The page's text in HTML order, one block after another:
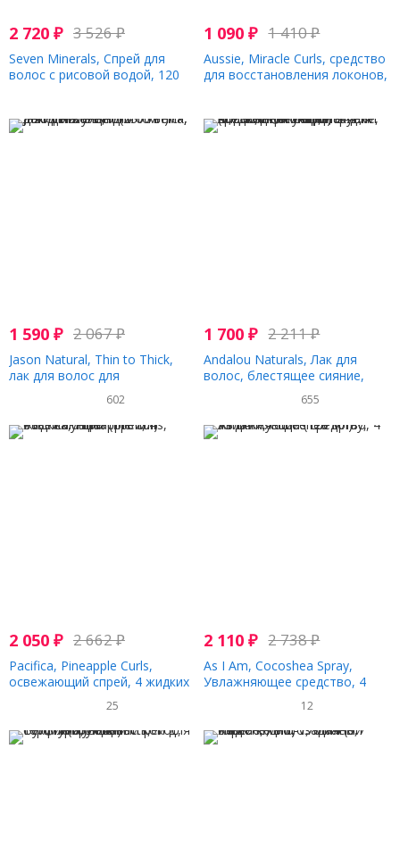
2 720 ₽ 3 526₽
Seven Minerals, Спрей для
волос с рисовой водой, 120
1 090₽ 1 410₽
Aussie, Miracle Curls, средство
для восстановления локонов,
1 590 ₽ 2 067₽
Jason Natural, Thin to Thick,
лак для волос для
дополнительного объема, 8
жидких унций (237 мл)
602
1 700₽ 2 211₽
Andalou Naturals, Лак для
волос, блестящее сияние,
подсолнечник и цитрус,
средней фиксации, 242 мл (8,2
жидкой унции)
655
2 050 ₽ 2 662₽
Pacifica, Pineapple Curls,
освежающий спрей, 4 жидких
25
2 110₽ 2 738₽
As I Am, Cocoshea Spray,
Увлажняющее средство, 4
12